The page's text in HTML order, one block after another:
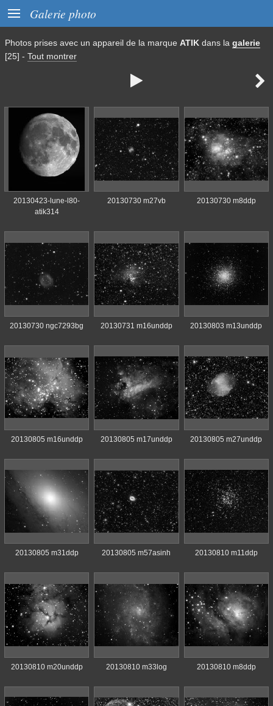
 Galerie photo
Photos prises avec un appareil de la marque ATIK dans la galerie
[25] - Tout montrer
 
20130423-lune-l80-
atik314
20130730 m27vb 20130730 m8ddp
20130730 ngc7293bg 20130731 m16unddp 20130803 m13unddp
20130805 m16unddp 20130805 m17unddp 20130805 m27unddp
20130805 m31ddp 20130805 m57asinh 20130810 m11ddp
20130810 m20unddp 20130810 m33log 20130810 m8ddp